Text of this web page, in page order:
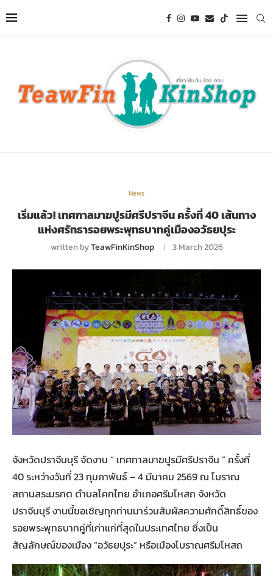
News
เริ่มแล้ว! เทศกาลมาฆปูรมีศรีปราจีน ครั้งที่ 40 เส้นทาง
แห่งศรัทธารอยพระพุทธบาทคู่เมืองอวัธยปุระ
written byTeawFinKinShop 3 March 2026
จังหวัดปราจีนบุรี จัดงาน “ เทศกาลมาฆปูรมีศรีปราจีน ” ครั้งที่
40 ระหว่างวันที่ 23 กุมภาพันธ์ – 4 มีนาคม 2569 ณ โบราณ
สถานสระมรกต ตำบลโคกไทย อำเภอศรีมโหสถ จังหวัด
ปราจีนบุรี งานนี้ขอเชิญทุกท่านมาร่วมสัมผัสความศักดิ์สิทธิ์ของ
รอยพระพุทธบาทคู่ที่เก่าแก่ที่สุดในประเทศไทย ซึ่งเป็น
สัญลักษณ์ของเมือง “อวัธยปุระ” หรือเมืองโบราณศรีมโหสถ